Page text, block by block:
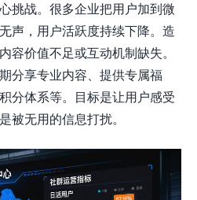
挑战。很多企业把用户加到微
声，用户活跃度持续下降。造
容价值不足或互动机制缺失。
分享专业内容、提供专属福
分体系等。目标是让用户感受
被无用的信息打扰。